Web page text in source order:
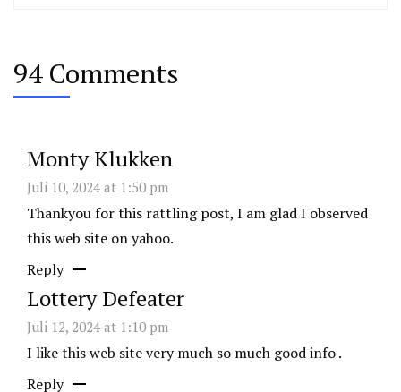
94 Comments
Monty Klukken
Juli 10, 2024 at 1:50 pm
Thankyou for this rattling post, I am glad I observed
this web site on yahoo.
Reply
Lottery Defeater
Juli 12, 2024 at 1:10 pm
I like this web site very much so much good info .
Reply